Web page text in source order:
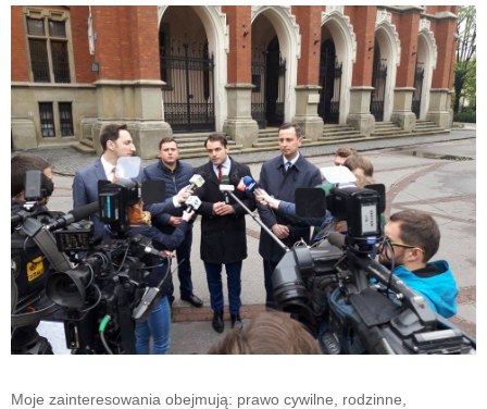
Moje zainteresowania obejmują: prawo cywilne, rodzinne,